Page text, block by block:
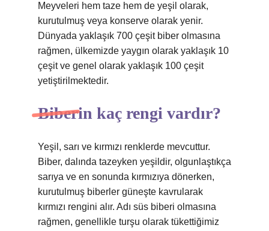
Meyveleri hem taze hem de yeşil olarak,
kurutulmuş veya konserve olarak yenir.
Dünyada yaklaşık 700 çeşit biber olmasına
rağmen, ülkemizde yaygın olarak yaklaşık 10
çeşit ve genel olarak yaklaşık 100 çeşit
yetiştirilmektedir.
Biberin kaç rengi vardır?
Yeşil, sarı ve kırmızı renklerde mevcuttur.
Biber, dalında tazeyken yeşildir, olgunlaştıkça
sarıya ve en sonunda kırmızıya dönerken,
kurutulmuş biberler güneşte kavrularak
kırmızı rengini alır. Adı süs biberi olmasına
rağmen, genellikle turşu olarak tükettiğimiz